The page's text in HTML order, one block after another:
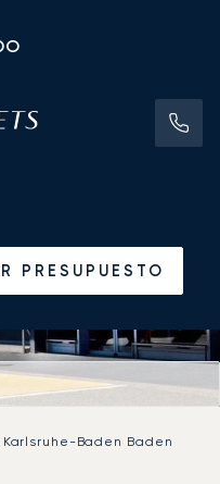
PRESUPUESTO
Baden Baden